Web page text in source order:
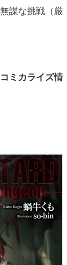
謀な挑戦（厳
ミカライズ情